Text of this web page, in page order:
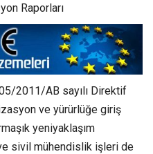
Raporları
2011/AB sayılı Direktif
ve yürürlüğe giriş
yeniyaklaşım
sivil mühendislik işleri de